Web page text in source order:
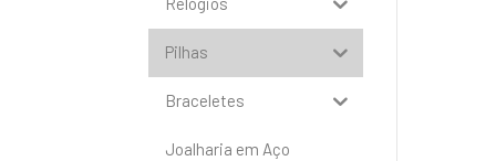
Pilhas
Braceletes
Joalharia em Aço